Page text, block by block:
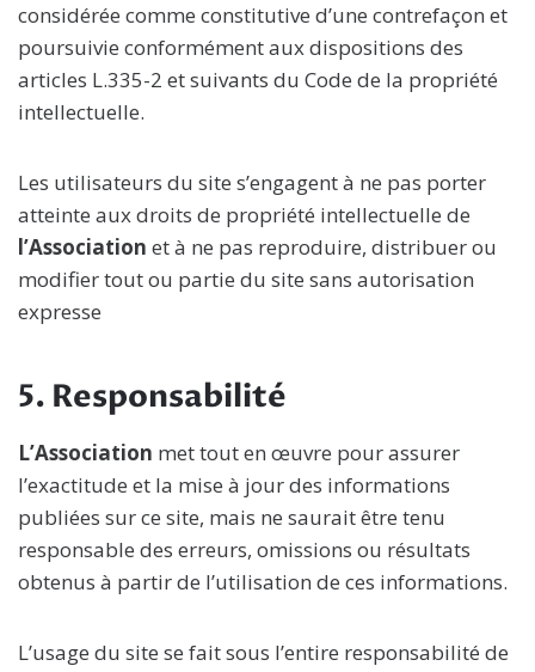
considérée comme constitutive d’une contrefaçon et
poursuivie conformément aux dispositions des
articles L.335-2 et suivants du Code de la propriété
intellectuelle.
Les utilisateurs du site s’engagent à ne pas porter
atteinte aux droits de propriété intellectuelle de
l’Association et à ne pas reproduire, distribuer ou
modifier tout ou partie du site sans autorisation
expresse
5. Responsabilité
L’Association met tout en œuvre pour assurer
l’exactitude et la mise à jour des informations
publiées sur ce site, mais ne saurait être tenu
responsable des erreurs, omissions ou résultats
obtenus à partir de l’utilisation de ces informations.
L’usage du site se fait sous l’entire responsabilité de